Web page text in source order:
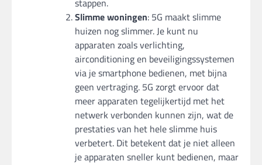
stappen.
Slimme woningen: 5G maakt slimme
huizen nog slimmer. Je kunt nu
apparaten zoals verlichting,
airconditioning en beveiligingssystemen
via je smartphone bedienen, met bijna
geen vertraging. 5G zorgt ervoor dat
meer apparaten tegelijkertijd met het
netwerk verbonden kunnen zijn, wat de
prestaties van het hele slimme huis
verbetert. Dit betekent dat je niet alleen
je apparaten sneller kunt bedienen, maar